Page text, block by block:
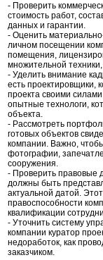
- Проверить
стоимость работ,
данных и гарантии.
- Оценить
личном посещении
помещения,
множительной
- Уделить внимание
есть проектировщики,
проекта своими
опытные технологи,
объекта.
- Рассмотреть
готовых объектов
компании. Важно,
фотографии,
сооружения.
- Проверить правовые
должны быть
актуальной датой.
правоспособности
квалификации
- Уточнить систему
компании куратор
недоработок, как
заказчиком.